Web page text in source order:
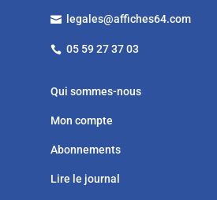
 legales@affiches64.com
 05 59 27 37 03
Qui sommes-nous
Mon compte
Abonnements
Lire le journal